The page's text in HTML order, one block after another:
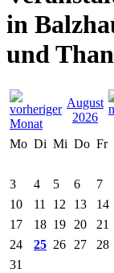
in
und
August
2026
Mo Di Mi Do Fr
3
4 5 6 7
10
11 12 13 14
17
18 19 20 21
24
25 26 27 28
31